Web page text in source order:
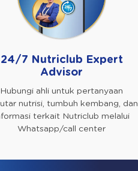
24/7 Nutriclub Expert
Advisor
Hubungi ahli untuk pertanyaan
nutrisi, tumbuh kembang, dan
terkait Nutriclub melalui
Whatsapp/call center